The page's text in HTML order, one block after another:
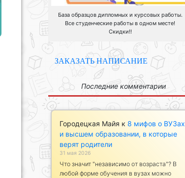
База образцов дипломных и курсовых работы.
Все студенческие работы в одном месте!
Скидки!!
ЗАКАЗАТЬ НАПИСАНИЕ
Последние комментарии
Городецкая Майя к 8 мифов о ВУЗах
и высшем образовании, в которые
верят родители
31 мая 2026
Что значит "независимо от возраста"? В
любой форме обучения в вузах можно